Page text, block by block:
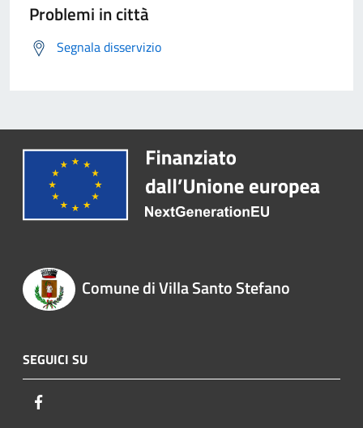
Problemi in città
Segnala disservizio
Comune di Villa Santo Stefano
SEGUICI SU